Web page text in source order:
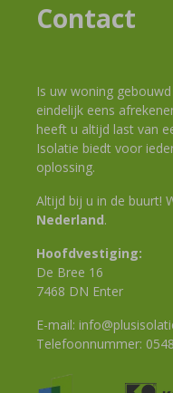
Contact
Is uw woning
eindelijk eens
heeft u altijd last van
Isolatie biedt voor
oplossing.
Altijd bij u in de buurt!
Nederland.
Hoofdvestiging:
De Bree 16
7468 DN Enter
E-mail:
Telefoonnummer: